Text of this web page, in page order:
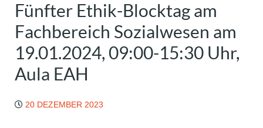
Fünfter Ethik-Blocktag am
Fachbereich Sozialwesen am
19.01.2024, 09:00-15:30 Uhr,
Aula EAH
20 DEZEMBER 2023